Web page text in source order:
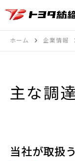
ホーム 企業情報
主な調
当社が取扱